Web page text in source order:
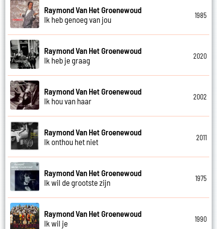
Raymond Van Het Groenewoud
Ik heb genoeg van jou
1985
Raymond Van Het Groenewoud
Ik heb je graag
2020
Raymond Van Het Groenewoud
Ik hou van haar
2002
Raymond Van Het Groenewoud
Ik onthou het niet
2011
Raymond Van Het Groenewoud
Ik wil de grootste zijn
1975
Raymond Van Het Groenewoud
Ik wil je
1990